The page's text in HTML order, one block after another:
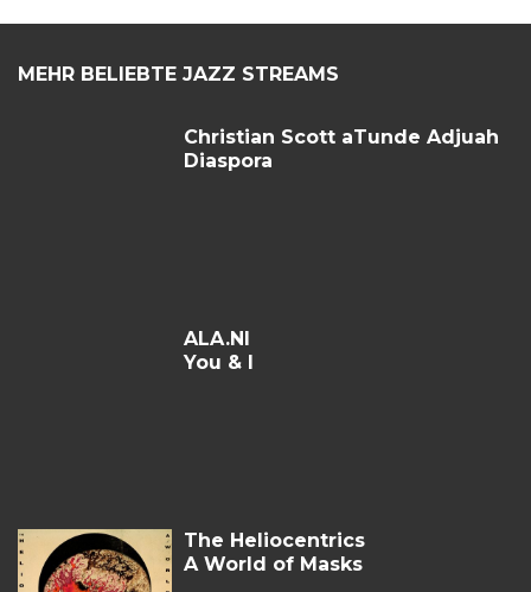
MEHR BELIEBTE JAZZ STREAMS
Christian Scott aTunde Adjuah
Diaspora
ALA.NI
You & I
The Heliocentrics
A World of Masks